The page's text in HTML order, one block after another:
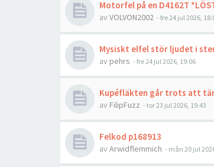
Motorfel på en D4162T
av VOLVON2002 - fre 24 jul 2026,
Mysiskt elfel stör ljudet i
av pehrs - fre 24 jul 2026, 19:06
Kupéfläkten går trots att
av FilipFuzz - tor 23 jul 2026, 19:43
Felkod p168913
av Arwidflemmich - mån 20 jul